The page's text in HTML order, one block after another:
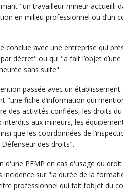
"un travailleur mineur accueilli
en milieu professionnel ou d’un
conclue avec une entreprise qui
décret" ou qui "a fait l’objet
sans suite".
passée avec un établissement
"une fiche d’information qui
des activités confiées, les droits
interdits aux mineurs, les
que les coordonnées de
des droits".
d'une PFMP en cas d'usage du
incidence sur "la durée de la
professionnel qui fait l’objet du